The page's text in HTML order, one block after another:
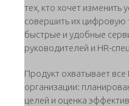
тех, кто хочет изменить
совершить их
быстрые и удобные
руководителей и HR-
Продукт охватывает
организации:
целей и оценка